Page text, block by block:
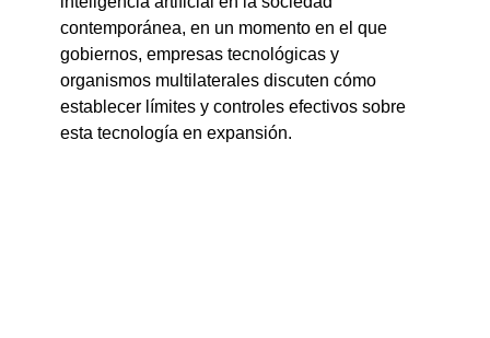
contemporánea, en un momento en el que
gobiernos, empresas tecnológicas y
organismos multilaterales discuten cómo
establecer límites y controles efectivos sobre
esta tecnología en expansión.